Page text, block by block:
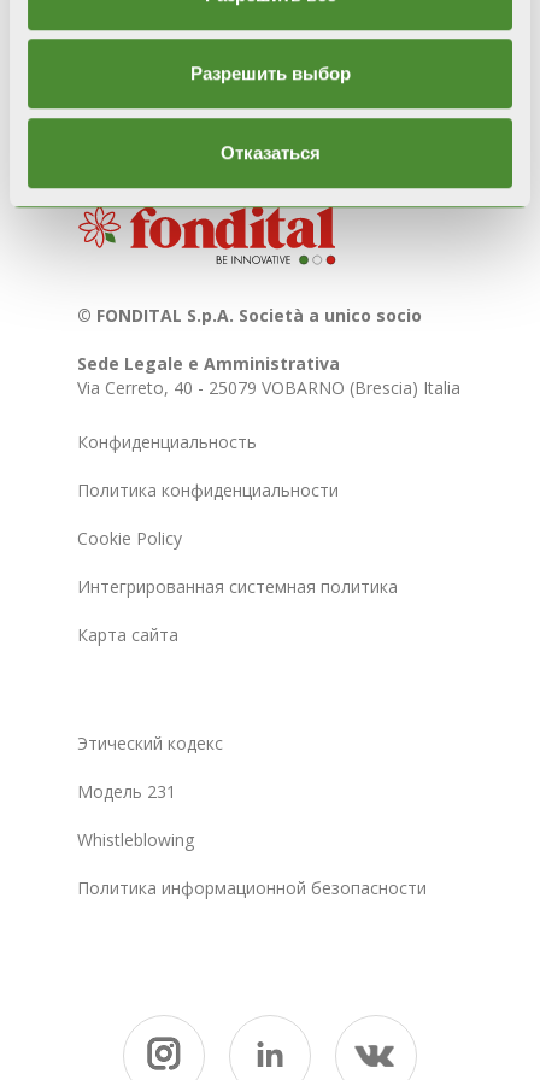
Разрешить выбор
Отказаться
© FONDITAL S.p.A. Società a unico socio
Sede Legale e Amministrativa
Via Cerreto, 40 - 25079 VOBARNO (Brescia) Italia
Конфиденциальность
Политика конфиденциальности
Cookie Policy
Интегрированная системная политика
Карта сайта
Этический кодекс
Модель 231
Whistleblowing
Политика информационной безопасности